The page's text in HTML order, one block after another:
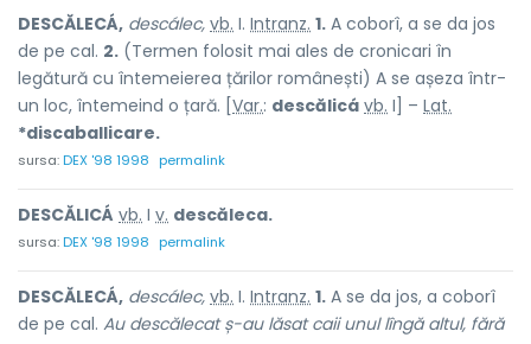
DESCĂLECÁ, descálec, vb. I. Intranz. 1. A coborî, a se da jos
de pe cal. 2. (Termen folosit mai ales de cronicari în
legătură cu întemeierea țărilor românești) A se așeza într-
un loc, întemeind o țară. [ Var.: descălicá vb. I] – Lat.
*discaballicare.
sursa:DEX '98 1998 permalink
DESCĂLICÁ vb. I v. descăleca.
sursa:DEX '98 1998 permalink
DESCĂLECÁ, descálec, vb. I. Intranz. 1. A se da jos, a coborî
de pe cal. Au descălecat ș-au lăsat caii unul lîngă altul, fără